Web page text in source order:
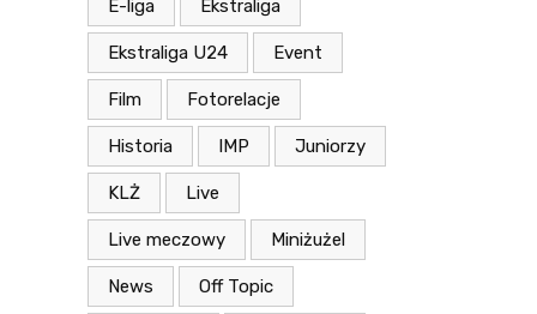
E-liga Ekstraliga
Ekstraliga U24 Event
Film Fotorelacje
Historia IMP Juniorzy
KLŻ Live
Live meczowy Miniżużel
News Off Topic